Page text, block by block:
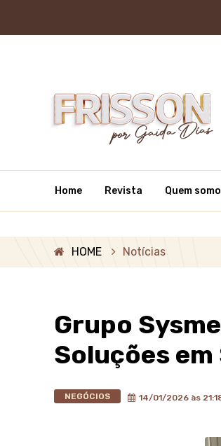
Home Revista Quem
HOME Notícias
Grupo
Soluções em
NEGÓCIOS 14/01/2026 às